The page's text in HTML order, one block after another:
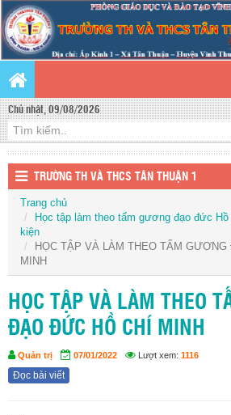
Chủ nhật, 09/08/2026
TRƯỜNG TH VÀ THCS TÂN THUẬN 1
Trang chủ
Học tập làm theo tấm gương đạo đức
kiện
HỌC TẬP VÀ LÀM THEO TẤM
MINH
HỌC TẬP VÀ LÀM THEO
ĐẠO ĐỨC HỒ CHÍ MINH
Quản trị 07/01/2022 Lượt xem: 1116
Đọc bài viết